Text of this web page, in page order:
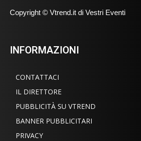
Copyright © Vtrend.it di Vestri Eventi
INFORMAZIONI
CONTATTACI
IL DIRETTORE
PUBBLICITÀ SU VTREND
BANNER PUBBLICITARI
PRIVACY